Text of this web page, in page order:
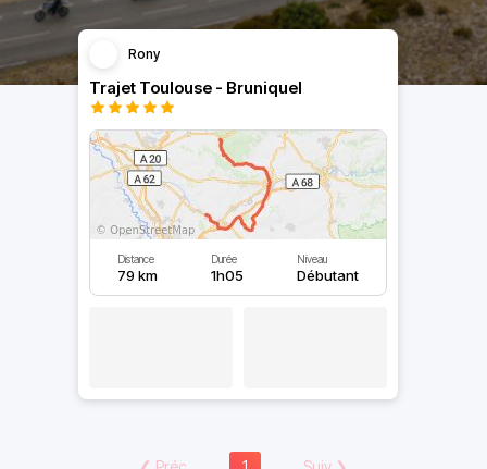
Rony
Trajet Toulouse - Bruniquel
Distance
79 km
Durée
1h05
Niveau
Débutant